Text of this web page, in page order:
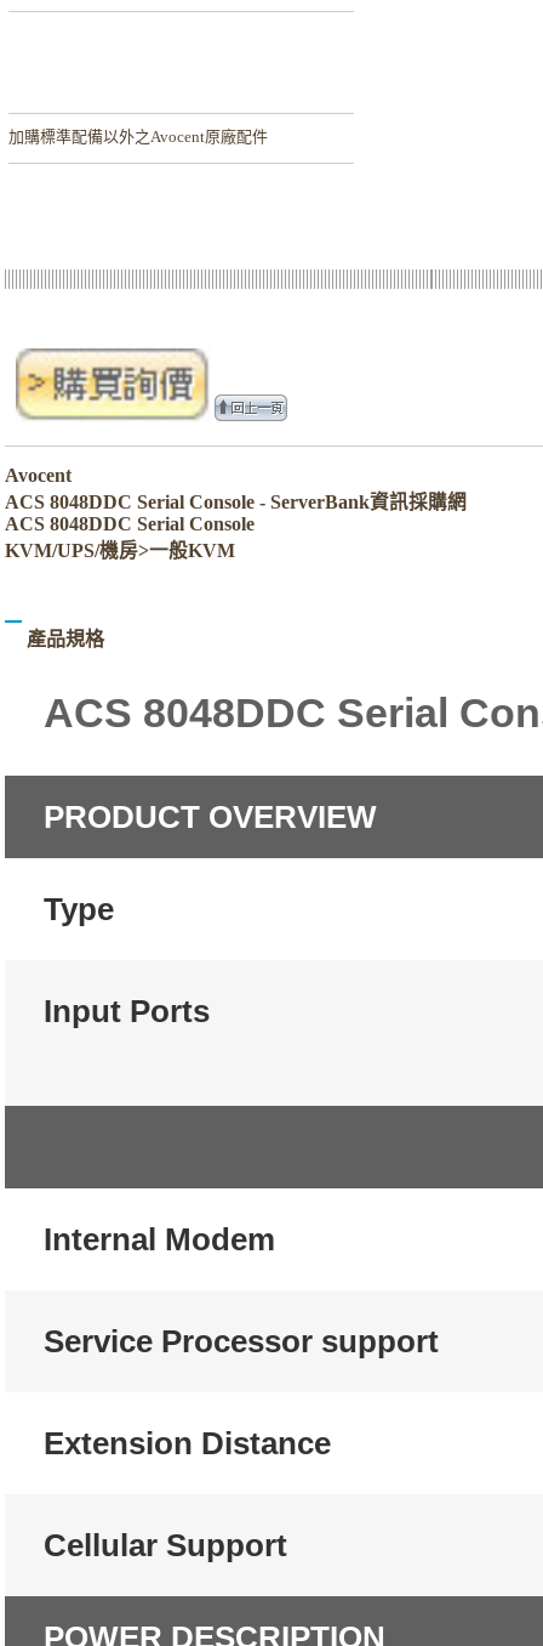
加購標準配備以外之Avocent原廠配件
Avocent
ACS 8048DDC Serial Console - ServerBank資訊採購網
ACS 8048DDC Serial Console
KVM/UPS/機房>一般KVM
產品規格
ACS 8048DDC Serial
PRODUCT OVERVIEW
Type
Input Ports
Internal Modem
Service Processor support
Extension Distance
Cellular Support
POWER DESCRIPTION